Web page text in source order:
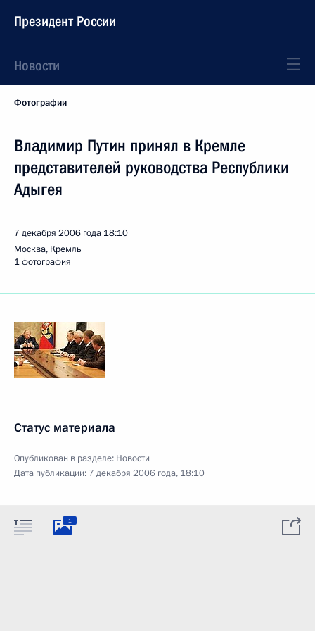
Президент России
Новости
Фотографии
Владимир Путин принял в Кремле
представителей руководства Республики
Адыгея
7 декабря 2006 года 18:10
Москва, Кремль
1 фотография
Статус материала
Опубликован в разделе: Новости
Дата публикации: 7 декабря 2006 года, 18:10
1